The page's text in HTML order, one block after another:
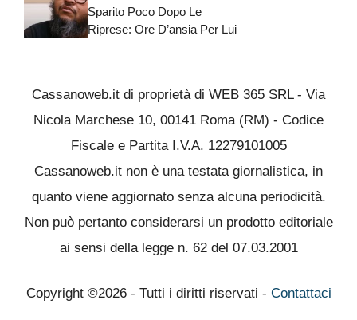
Sparito Poco Dopo Le
Riprese: Ore D’ansia Per Lui
Cassanoweb.it di proprietà di WEB 365 SRL - Via
Nicola Marchese 10, 00141 Roma (RM) - Codice
Fiscale e Partita I.V.A. 12279101005
Cassanoweb.it non è una testata giornalistica, in
quanto viene aggiornato senza alcuna periodicità.
Non può pertanto considerarsi un prodotto editoriale
ai sensi della legge n. 62 del 07.03.2001
Copyright ©2026 - Tutti i diritti riservati - Contattaci